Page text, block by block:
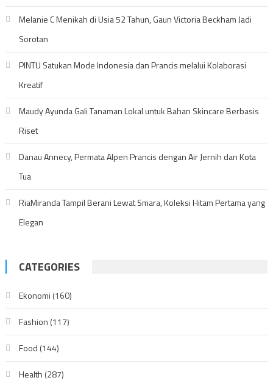
Melanie C Menikah di Usia 52 Tahun, Gaun Victoria Beckham Jadi
Sorotan
PINTU Satukan Mode Indonesia dan Prancis melalui Kolaborasi
Kreatif
Maudy Ayunda Gali Tanaman Lokal untuk Bahan Skincare Berbasis
Riset
Danau Annecy, Permata Alpen Prancis dengan Air Jernih dan Kota
Tua
RiaMiranda Tampil Berani Lewat Smara, Koleksi Hitam Pertama yang
Elegan
CATEGORIES
Ekonomi (160)
Fashion (117)
Food (144)
Health (287)